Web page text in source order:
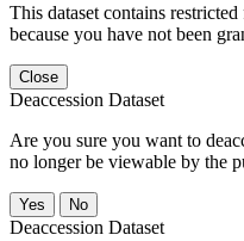
This dataset contains
because you have not been
Close
Deaccession Dataset
Are you sure you want to
no longer be viewable by the
No
Deaccession Dataset